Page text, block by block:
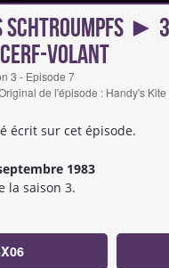
Schtroumpfs ►
volant
3 - Episode 7
de l'épisode : Handy's Kite
écrit sur cet épisode.
1983
la saison 3.